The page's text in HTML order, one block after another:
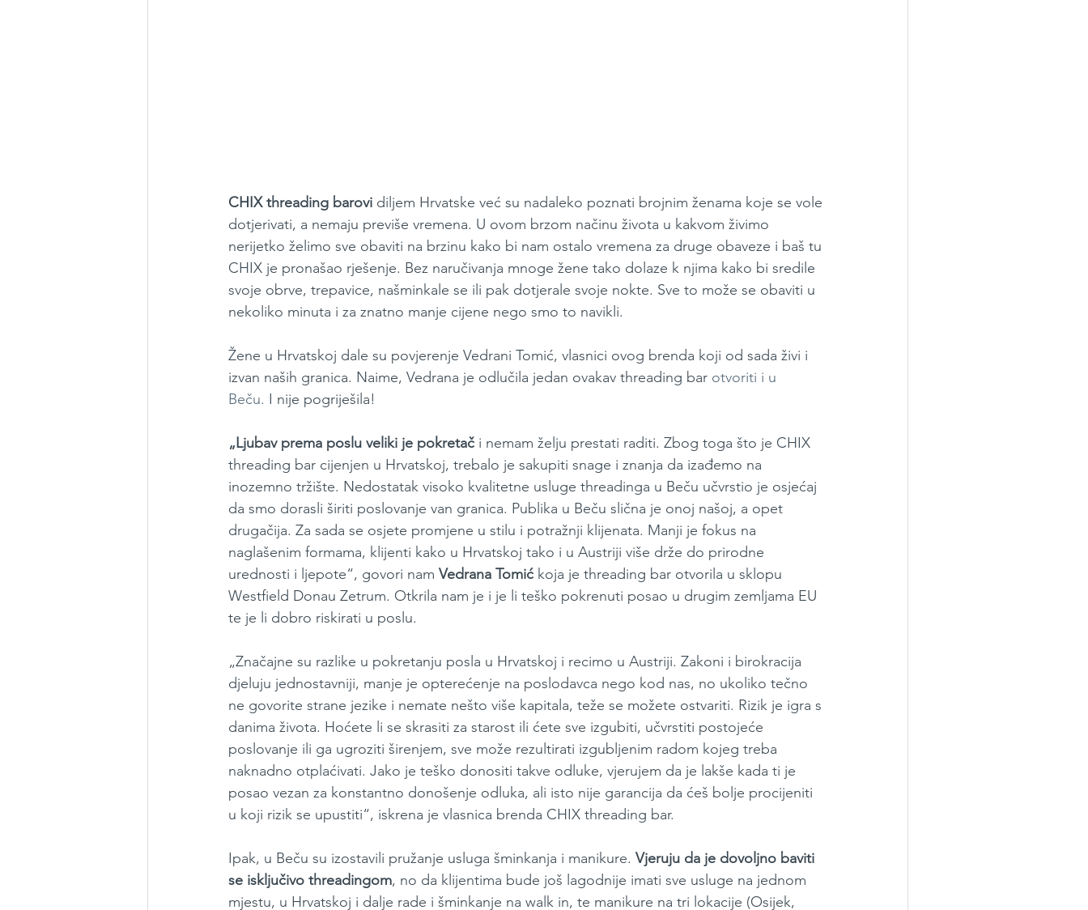
CHIX threading barovi diljem Hrvatske već su nadaleko poznati brojnim ženama koje se vole
dotjerivati, a nemaju previše vremena. U ovom brzom načinu života u kakvom živimo
nerijetko želimo sve obaviti na brzinu kako bi nam ostalo vremena za druge obaveze i baš tu
CHIX je pronašao rješenje. Bez naručivanja mnoge žene tako dolaze k njima kako bi sredile
svoje obrve, trepavice, našminkale se ili pak dotjerale svoje nokte. Sve to može se obaviti u
nekoliko minuta i za znatno manje cijene nego smo to navikli.
Žene u Hrvatskoj dale su povjerenje Vedrani Tomić, vlasnici ovog brenda koji od sada živi i
izvan naših granica. Naime, Vedrana je odlučila jedan ovakav threading bar otvoriti i u
Beču. I nije pogriješila!
„Ljubav prema poslu veliki je pokretač i nemam želju prestati raditi. Zbog toga što je CHIX
threading bar cijenjen u Hrvatskoj, trebalo je sakupiti snage i znanja da izađemo na
inozemno tržište. Nedostatak visoko kvalitetne usluge threadinga u Beču učvrstio je osjećaj
da smo dorasli širiti poslovanje van granica. Publika u Beču slična je onoj našoj, a opet
drugačija. Za sada se osjete promjene u stilu i potražnji klijenata. Manji je fokus na
naglašenim formama, klijenti kako u Hrvatskoj tako i u Austriji više drže do prirodne
urednosti i ljepote“, govori nam Vedrana Tomić koja je threading bar otvorila u sklopu
Westfield Donau Zetrum. Otkrila nam je i je li teško pokrenuti posao u drugim zemljama EU
te je li dobro riskirati u poslu.
„Značajne su razlike u pokretanju posla u Hrvatskoj i recimo u Austriji. Zakoni i birokracija
djeluju jednostavniji, manje je opterećenje na poslodavca nego kod nas, no ukoliko tečno
ne govorite strane jezike i nemate nešto više kapitala, teže se možete ostvariti. Rizik je igra s
danima života. Hoćete li se skrasiti za starost ili ćete sve izgubiti, učvrstiti postojeće
poslovanje ili ga ugroziti širenjem, sve može rezultirati izgubljenim radom kojeg treba
naknadno otplaćivati. Jako je teško donositi takve odluke, vjerujem da je lakše kada ti je
posao vezan za konstantno donošenje odluka, ali isto nije garancija da ćeš bolje procijeniti
u koji rizik se upustiti“, iskrena je vlasnica brenda CHIX threading bar.
Ipak, u Beču su izostavili pružanje usluga šminkanja i manikure. Vjeruju da je dovoljno baviti
se isključivo threadingom, no da klijentima bude još lagodnije imati sve usluge na jednom
mjestu, u Hrvatskoj i dalje rade i šminkanje na walk in, te manikure na tri lokacije (Osijek,